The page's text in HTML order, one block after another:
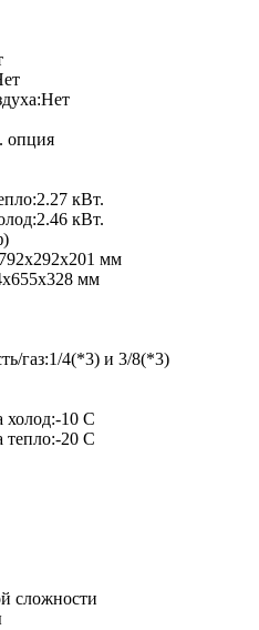
Нет
опция
2.27 кВт.
2.46 кВт.
792x292x201 мм
мм
газ:1/4(*3) и 3/8(*3)
холод:-10 С
тепло:-20 С
сложности